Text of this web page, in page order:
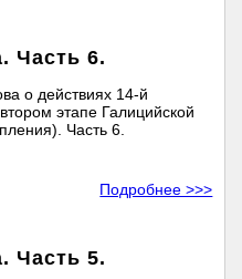
Часть 6.
о действиях 14-й
этапе Галицийской
Часть 6.
Подробнее >>>
Часть 5.